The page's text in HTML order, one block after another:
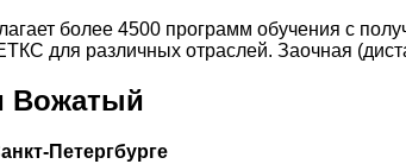
более 4500 программ обучения с
для различных отраслей. Заочная
Вожатый
Петергбурге